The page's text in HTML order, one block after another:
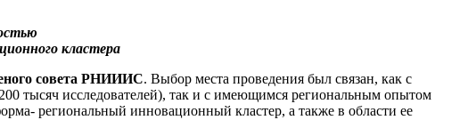
кластера
совета РНИИИС. Выбор места проведения был связан, как с
тысяч исследователей), так и с имеющимся региональным опытом
региональный инновационный кластер, а также в области ее